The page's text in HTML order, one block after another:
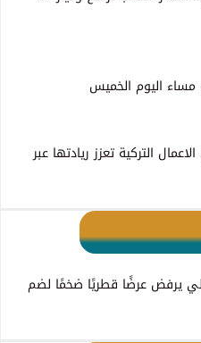
اليوم الخميس
التركية تعزز ريادتها عبر
يرفض عرضًا قطريًا ضخمًا لضم